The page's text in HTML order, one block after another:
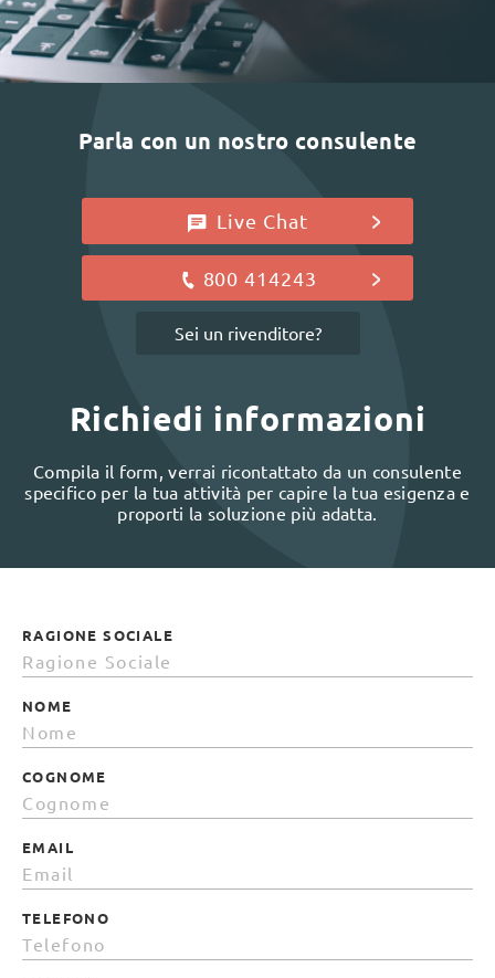
Parla con un nostro consulente
Live Chat
800 414243
Sei un rivenditore?
Richiedi informazioni
Compila il form, verrai ricontattato da un consulente
specifico per la tua attività per capire la tua esigenza e
proporti la soluzione più adatta.
RAGIONE SOCIALE
NOME
COGNOME
EMAIL
TELEFONO